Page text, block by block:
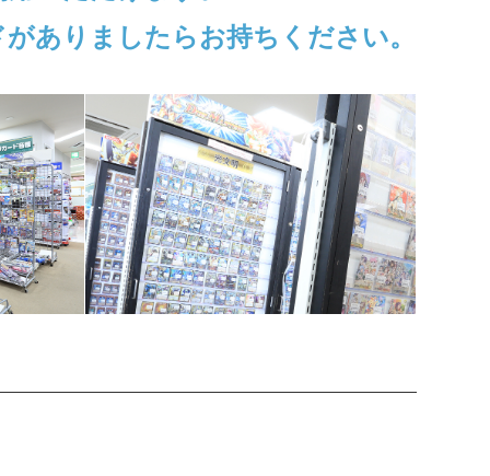
ありましたらお持ちください。